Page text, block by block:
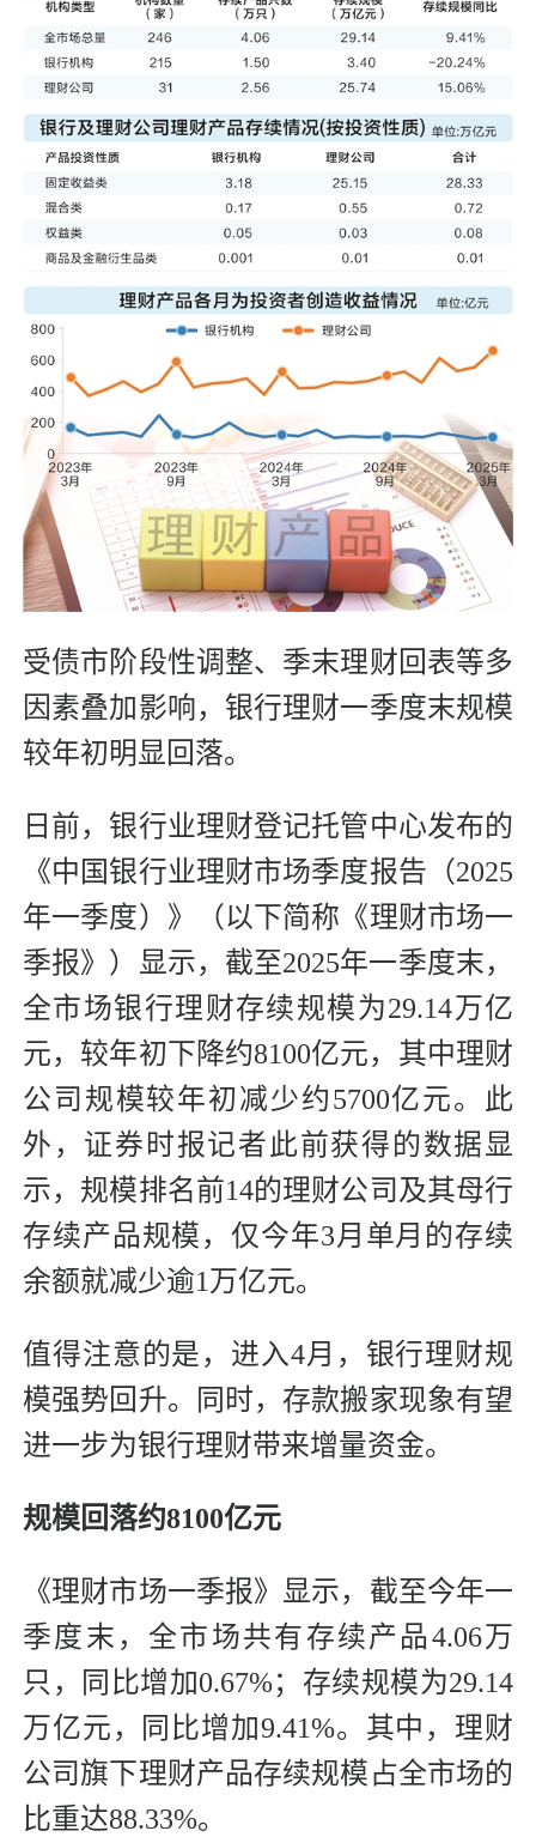
受债市阶段性调整、季末理财回表等多
因素叠加影响，银行理财一季度末规模
较年初明显回落。
日前，银行业理财登记托管中心发布的
《中国银行业理财市场季度报告（2025
年一季度）》（以下简称《理财市场一
季报》）显示，截至2025年一季度末，
全市场银行理财存续规模为29.14万亿
元，较年初下降约8100亿元，其中理财
公司规模较年初减少约5700亿元。此
外，证券时报记者此前获得的数据显
示，规模排名前14的理财公司及其母行
存续产品规模，仅今年3月单月的存续
余额就减少逾1万亿元。
值得注意的是，进入4月，银行理财规
模强势回升。同时，存款搬家现象有望
进一步为银行理财带来增量资金。
规模回落约8100亿元
《理财市场一季报》显示，截至今年一
季度末，全市场共有存续产品4.06万
只，同比增加0.67%；存续规模为29.14
万亿元，同比增加9.41%。其中，理财
公司旗下理财产品存续规模占全市场的
比重达88.33%。